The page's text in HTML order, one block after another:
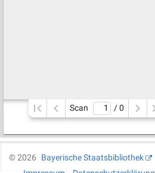
Scan / 0
©2026
Bayerische Staatsbibliothek